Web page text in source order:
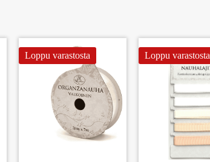
Loppu varastosta Loppu varastosta